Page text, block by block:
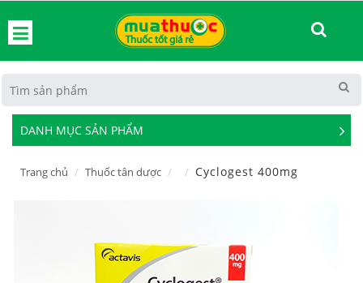
DANH MỤC SẢN PHẨM
See
Trang chủ Thuốc tân dược Cyclogest 400mg